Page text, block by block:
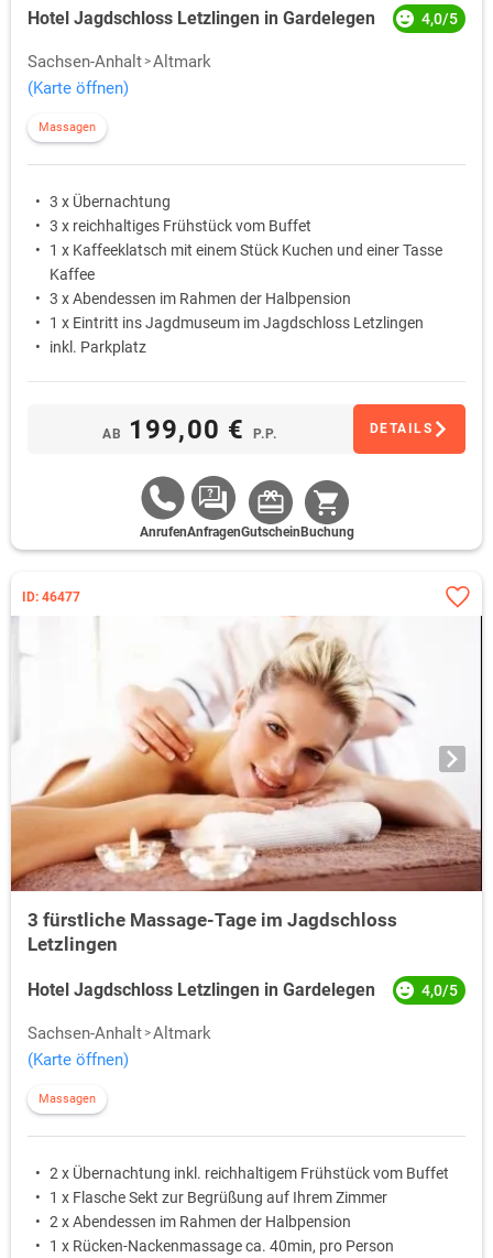
Hotel Jagdschloss Letzlingen in Gardelegen 4,0/5
Sachsen-Anhalt Altmark
(Karte öffnen)
Massagen
3 x Übernachtung
3 x reichhaltiges Frühstück vom Buffet
1 x Kaffeeklatsch mit einem Stück Kuchen und einer Tasse
Kaffee
3 x Abendessen im Rahmen der Halbpension
1 x Eintritt ins Jagdmuseum im Jagdschloss Letzlingen
inkl. Parkplatz
AB 199,00 € P.P. DETAILS
AnrufenAnfragenGutschein Buchung
ID: 46477
3 fürstliche Massage-Tage im Jagdschloss
Letzlingen
Hotel Jagdschloss Letzlingen in Gardelegen 4,0/5
Sachsen-Anhalt Altmark
(Karte öffnen)
Massagen
2 x Übernachtung inkl. reichhaltigem Frühstück vom Buffet
1 x Flasche Sekt zur Begrüßung auf Ihrem Zimmer
2 x Abendessen im Rahmen der Halbpension
1 x Rücken-Nackenmassage ca. 40min, pro Person